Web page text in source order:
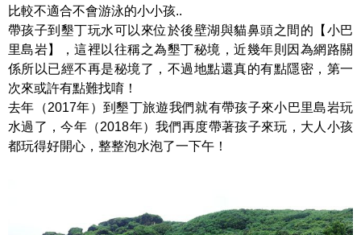
比較不適合不會游泳的小小孩..
帶孩子到墾丁玩水可以來位於後壁湖與貓鼻頭之間的【小巴
里島岩】，這裡以往稱之為墾丁秘境，近幾年則因為網路關
係所以已經不再是秘境了，不過地點還真的有點隱密，第一
次來或許有點難找唷！
去年（2017年）到墾丁旅遊我們就有帶孩子來小巴里島岩玩
水過了，今年（2018年）我們再度帶著孩子來玩，大人小孩
都玩得好開心，整整泡水泡了一下午！